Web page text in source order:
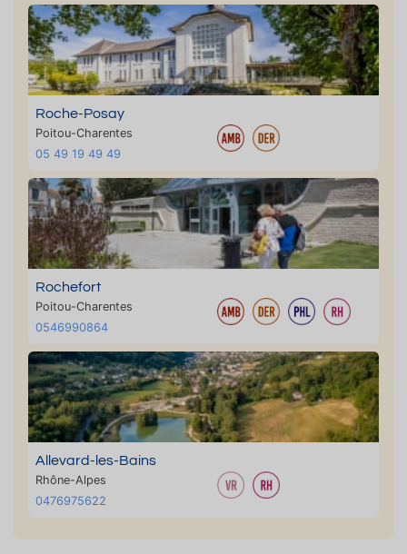
Roche-Posay
Poitou-Charentes
05 49 19 49 49
Rochefort
Poitou-Charentes
0546990864
Allevard-les-Bains
Rhône-Alpes
0476975622